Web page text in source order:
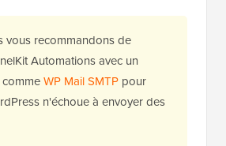
vous recommandons de
Automations avec un
WP Mail SMTP pour
n'échoue à envoyer des